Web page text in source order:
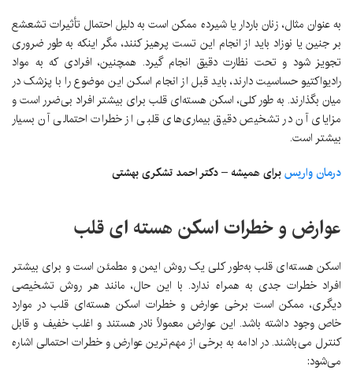
به عنوان مثال، زنان باردار یا شیرده ممکن است به دلیل احتمال تأثیرات تشعشع
بر جنین یا نوزاد باید از انجام این تست پرهیز کنند، مگر اینکه به طور ضروری
تجویز شود و تحت نظارت دقیق انجام گیرد. همچنین، افرادی که به مواد
رادیواکتیو حساسیت دارند، باید قبل از انجام اسکن این موضوع را با پزشک در
میان بگذارند. به طور کلی، اسکن هسته‌ای قلب برای بیشتر افراد بی‌ضرر است و
مزایای آن در تشخیص دقیق بیماری‌های قلبی از خطرات احتمالی آن بسیار
بیشتر است.
درمان واریسبرای همیشه – دکتر احمد تشکری بهشتی
عوارض و خطرات اسکن هسته ای قلب
اسکن هسته‌ای قلب به‌طور کلی یک روش ایمن و مطمئن است و برای بیشتر
افراد خطرات جدی به همراه ندارد. با این حال، مانند هر روش تشخیصی
دیگری، ممکن است برخی عوارض و خطرات اسکن هسته‌ای قلب در موارد
خاص وجود داشته باشد. این عوارض معمولاً نادر هستند و اغلب خفیف و قابل
کنترل می‌باشند. در ادامه به برخی از مهم‌ترین عوارض و خطرات احتمالی اشاره
می‌شود: